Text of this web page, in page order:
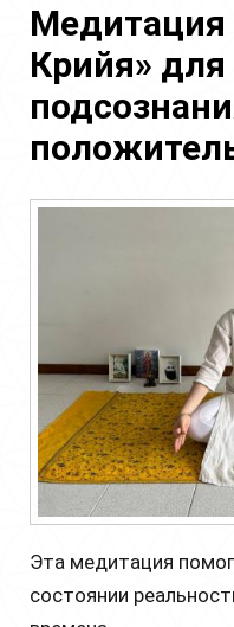
д
е
с
ь
Медитация
Крийя»
Эта медитация
состоянии